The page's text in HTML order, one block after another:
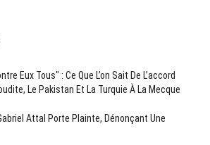
Eux Tous" : Ce Que L’on Sait De L’accord
Le Pakistan Et La Turquie À La Mecque
Attal Porte Plainte, Dénonçant Une